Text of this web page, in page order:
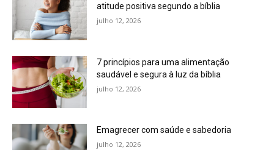
atitude positiva segundo a bíblia
julho 12, 2026
7 princípios para uma alimentação
saudável e segura à luz da bíblia
julho 12, 2026
Emagrecer com saúde e sabedoria
julho 12, 2026